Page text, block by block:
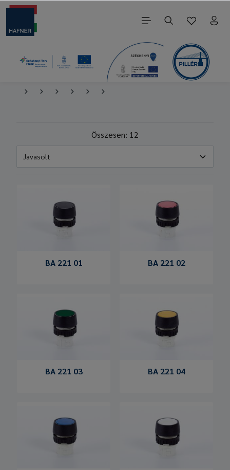
Összesen: 12
BA 221 01 BA 221 02
BA 221 03 BA 221 04